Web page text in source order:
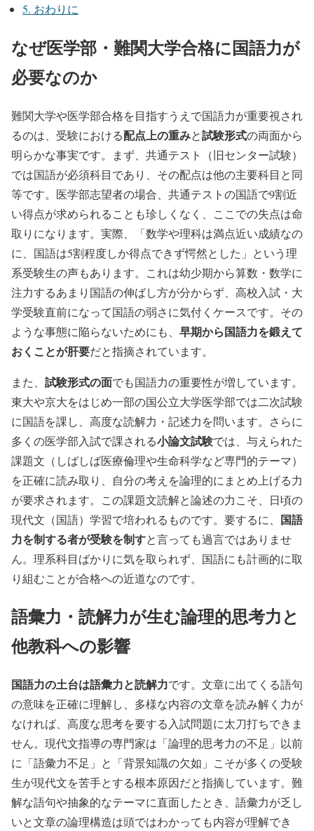
5. おわりに
なぜ医学部・難関大学合格に国語力が
必要なのか
難関大学や医学部合格を目指すうえで国語力が重要視され
るのは、受験における配点上の重みと試験形式の両面から
明らかな事実です。まず、共通テスト（旧センター試験）
では国語が必須科目であり、その配点は他の主要科目と同
等です。医学部志望者の場合、共通テストの国語で9割近
い得点が求められることも珍しくなく、ここでの失点は命
取りになります。実際、「数学や理科は満点近い成績なの
に、国語は5割程度しか得点できず愕然とした」という理
系受験生の声もあります。これは幼少期から算数・数学に
注力するあまり国語の伸ばし方が分からず、高校入試・大
学受験直前になって国語の弱さに気付くケースです。その
ような事態に陥らないためにも、 早期から国語力を鍛えて
おくことが肝要だと指摘されています。
また、 試験形式の面でも国語力の重要性が増しています。
東大や京大をはじめ一部の国公立大学医学部では二次試験
に国語を課し、高度な読解力・記述力を問います。さらに
多くの医学部入試で課される小論文試験では、与えられた
課題文（しばしば医療倫理や生命科学など専門的テーマ）
を正確に読み取り、自分の考えを論理的にまとめ上げる力
が要求されます。この課題文読解と論述の力こそ、日頃の
現代文（国語）学習で培われるものです。要するに、 国語
力を制する者が受験を制すと言っても過言ではありませ
ん。理系科目ばかりに気を取られず、国語にも計画的に取
り組むことが合格への近道なのです。
語彙力・読解力が生む論理的思考力と
他教科への影響
国語力の土台は語彙力と読解力です。文章に出てくる語句
の意味を正確に理解し、多様な内容の文章を読み解く力が
なければ、高度な思考を要する入試問題に太刀打ちできま
せん。現代文指導の専門家は「論理的思考力の不足」以前
に「語彙力不足」と「背景知識の欠如」こそが多くの受験
生が現代文を苦手とする根本原因だと指摘しています。難
解な語句や抽象的なテーマに直面したとき、語彙力が乏し
いと文章の論理構造は頭ではわかっても内容が理解でき